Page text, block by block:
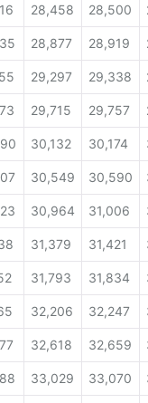
28,458 28,500
28,877 28,919
29,297 29,338
29,715 29,757
30,132 30,174
30,549 30,590
30,964 31,006
31,379 31,421
31,793 31,834
32,206 32,247
32,618 32,659
33,029 33,070